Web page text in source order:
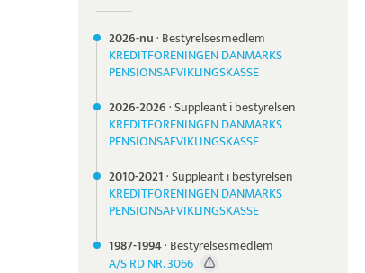
2026-nu· Bestyrelsesmedlem
KREDITFORENINGEN DANMARKS
PENSIONSAFVIKLINGSKASSE
2026-2026·Suppleant i bestyrelsen
KREDITFORENINGEN DANMARKS
PENSIONSAFVIKLINGSKASSE
2010-2021·Suppleant i bestyrelsen
KREDITFORENINGEN DANMARKS
PENSIONSAFVIKLINGSKASSE
1987-1994· Bestyrelsesmedlem
A/S RD NR. 3066